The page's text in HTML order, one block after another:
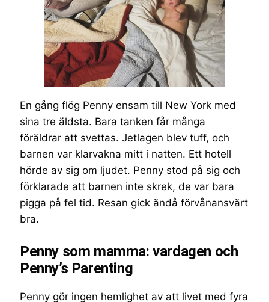
En gång flög Penny ensam till New York med
sina tre äldsta. Bara tanken får många
föräldrar att svettas. Jetlagen blev tuff, och
barnen var klarvakna mitt i natten. Ett hotell
hörde av sig om ljudet. Penny stod på sig och
förklarade att barnen inte skrek, de var bara
pigga på fel tid. Resan gick ändå förvånansvärt
bra.
Penny som mamma: vardagen och
Penny’s Parenting
Penny gör ingen hemlighet av att livet med fyra